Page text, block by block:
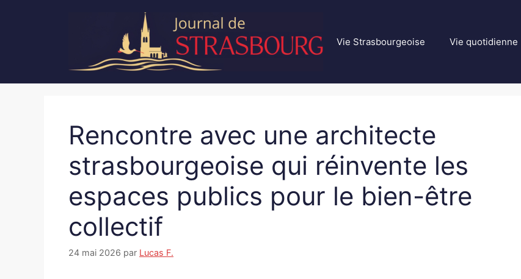
Vie Strasbourgeoise Vie quotidienne
Rencontre avec une architecte
strasbourgeoise qui réinvente les
espaces publics pour le bien-être
collectif
24 mai 2026 par Lucas F.